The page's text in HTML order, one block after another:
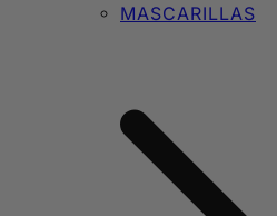
MASCARILLAS